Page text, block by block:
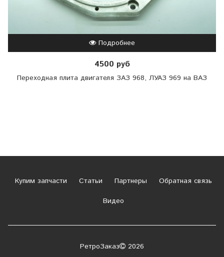
Подробнее
4500 руб
Переходная плита двигателя ЗАЗ 968, ЛУАЗ 969 на ВАЗ
Купим запчасти Статьи Партнеры
Обратная связь
Видео
РетроЗаказ 2026